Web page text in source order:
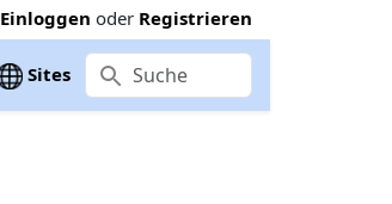
Einloggen oder Registrieren
Sites